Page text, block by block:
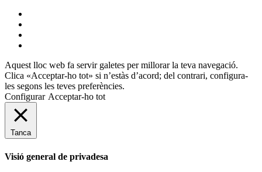
Aquest lloc web fa servir galetes per millorar la teva navegació.
Clica «Acceptar-ho tot» si n’estàs d’acord; del contrari, configura-
les segons les teves preferències.
Configurar Acceptar-ho tot
Tanca
Visió general de privadesa